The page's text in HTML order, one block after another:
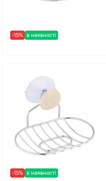
-15% в наявності
-15% в наявності